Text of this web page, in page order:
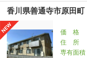
香川県善通寺市原田町
価 格
住 所
専有面積